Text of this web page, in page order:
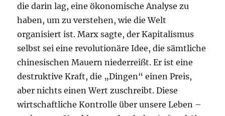
die darin lag, eine ökonomische Analyse zu
haben, um zu verstehen, wie die Welt
organisiert ist. Marx sagte, der Kapitalismus
selbst sei eine revolutionäre Idee, die sämtliche
chinesischen Mauern niederreißt. Er ist eine
destruktive Kraft, die „Dingen“ einen Preis,
aber nichts einen Wert zuschreibt. Diese
wirtschaftliche Kontrolle über unsere Leben –